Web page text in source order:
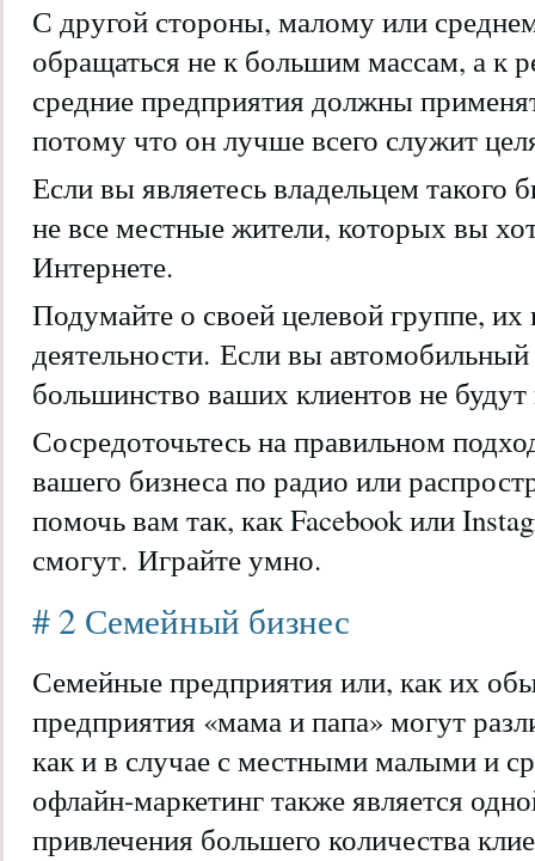
С другой стороны, малому или
обращаться не к большим массам, а к
средние предприятия должны
потому что он лучше всего служит
Если вы являетесь владельцем такого
не все местные жители, которых вы
Интернете.
Подумайте о своей целевой группе, их
деятельности. Если вы
большинство ваших клиентов не будут
Сосредоточьтесь на правильном
вашего бизнеса по радио или
помочь вам так, как Facebook или
смогут. Играйте умно.
# 2 Семейный бизнес
Семейные предприятия или, как их
предприятия «мама и папа» могут
как и в случае с местными малыми и
офлайн-маркетинг также является
привлечения большего количества